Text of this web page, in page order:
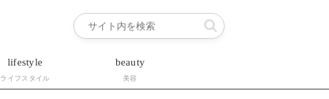
lifestyle
ライフスタイル
beauty
美容